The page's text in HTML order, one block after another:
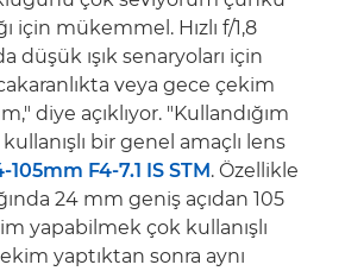
için mükemmel. Hızlı f/1,8
düşük ışık senaryoları için
veya gece çekim
diye açıklıyor. "Kullandığım
bir genel amaçlı lens
105mm F4-7.1 IS STM. Özellikle
24 mm geniş açıdan 105
yapabilmek çok kullanışlı
yaptıktan sonra aynı